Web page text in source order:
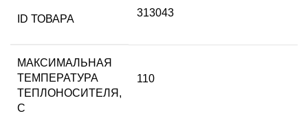
ID ТОВАРА
313043
МАКСИМАЛЬНАЯ
ТЕМПЕРАТУРА
ТЕПЛОНОСИТЕЛЯ,
С
110